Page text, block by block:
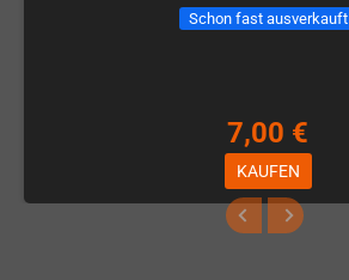
Schon fast ausverkauft
7,00 €
KAUFEN